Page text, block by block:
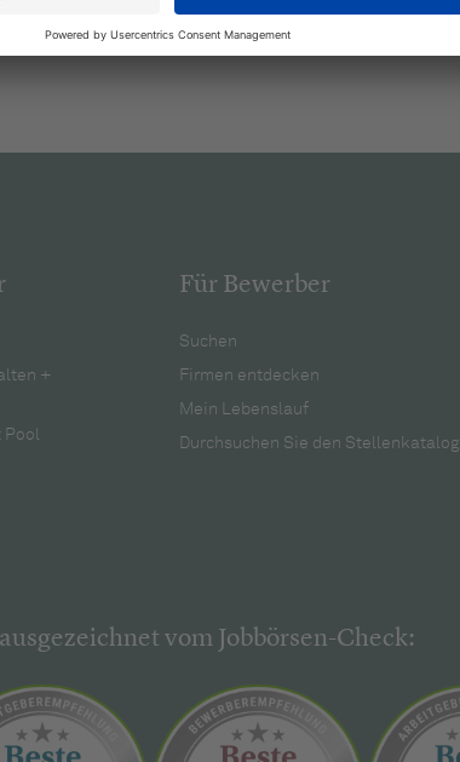
+
Pool
Für Bewerber
Suchen
Firmen entdecken
Mein Lebenslauf
Durchsuchen Sie den Stellenkatalog
vom Jobbörsen-Check: